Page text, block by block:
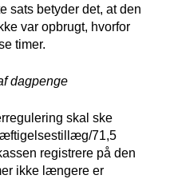
sats betyder det, at den
var opbrugt, hvorfor
timer.
dagpenge
skal ske
71,5
registrere på den
ikke længere er